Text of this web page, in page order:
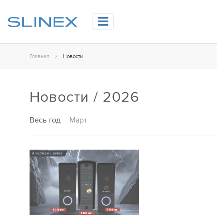
Главная Новости
Новости / 2026
Весь год Март